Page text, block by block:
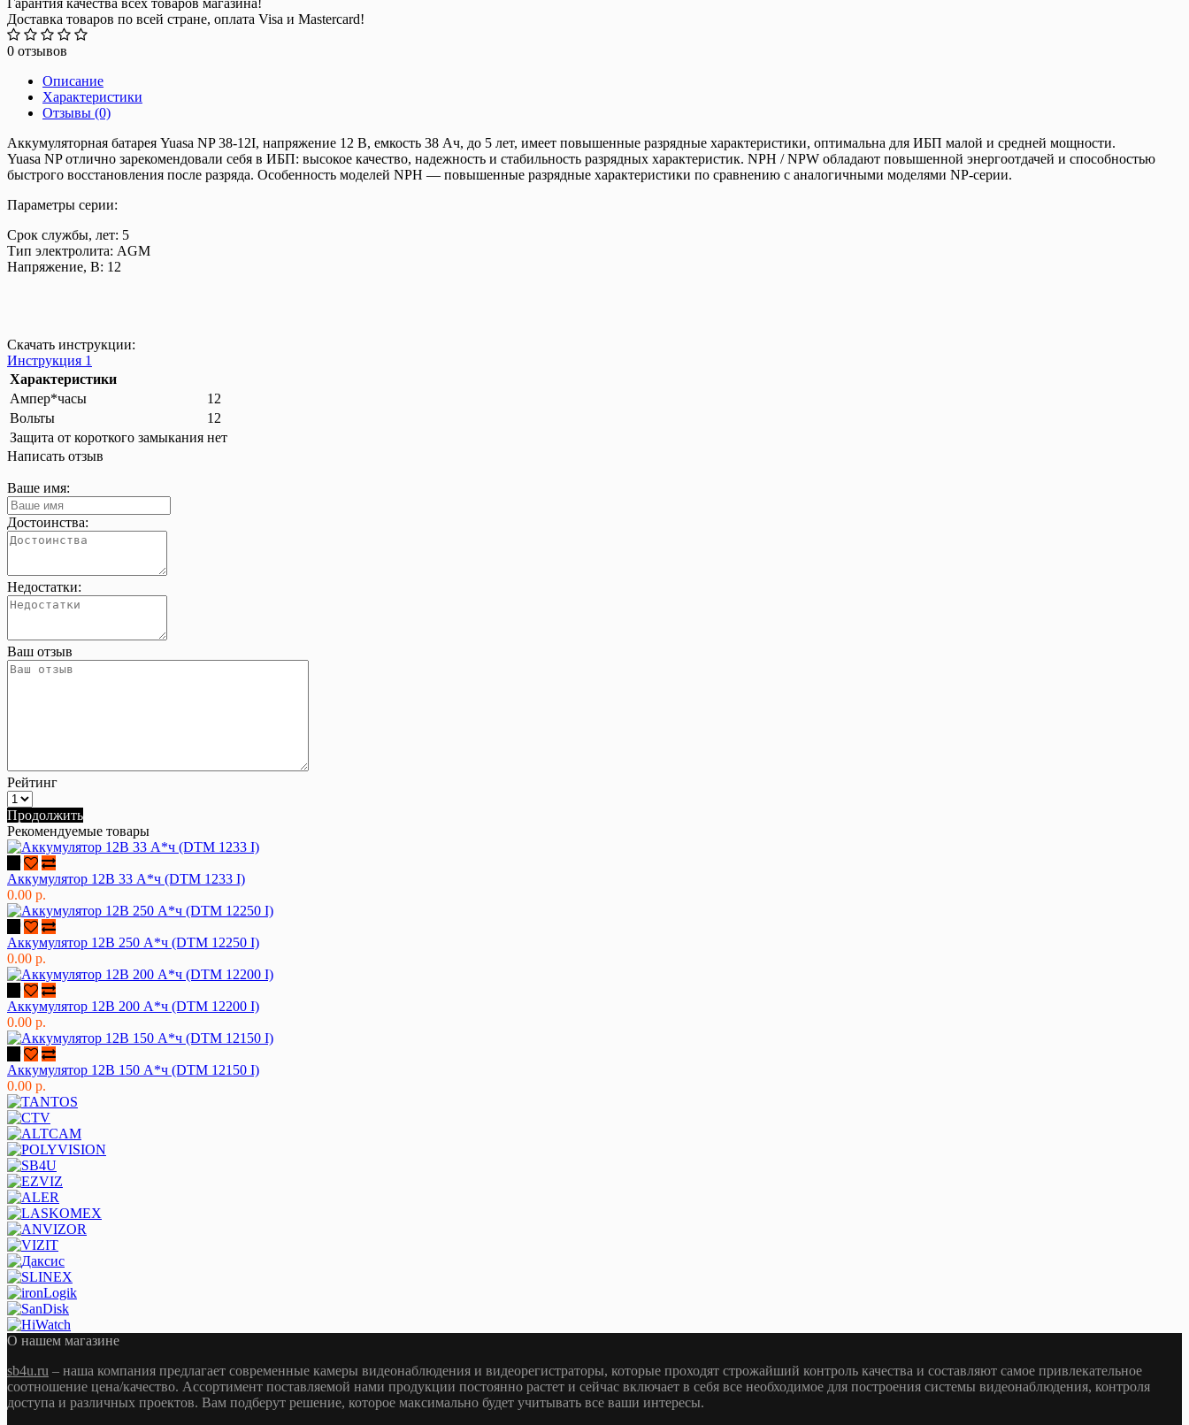
Доставка товаров по всей стране, оплата Visa и Mastercard!
0 отзывов
Описание
Характеристики
Отзывы (0)
Аккумуляторная батарея Yuasa NP 38-12I, напряжение 12 В, емкость 38 Ач, до 5 лет, имеет повышенные разрядные характеристики, оптимальна для ИБП малой и средней мощности.
Yuasa NP отлично зарекомендовали себя в ИБП: высокое качество, надежность и стабильность разрядных характеристик. NPH / NPW обладают повышенной энергоотдачей и способностью
быстрого восстановления после разряда. Особенность моделей NPH — повышенные разрядные характеристики по сравнению с аналогичными моделями NP-серии.
Параметры серии:
Срок службы, лет: 5
Тип электролита: AGM
Напряжение, В: 12
Скачать инструкции:
Инструкция 1
Характеристики
Ампер*часы
12
Вольты
12
Защита от короткого замыкания нет
Написать отзыв
Ваше имя:
Достоинства:
Недостатки:
Ваш отзыв
Рейтинг
Продолжить
Рекомендуемые товары
Аккумулятор 12В 33 А*ч (DTM 1233 I)
0.00 р.
Аккумулятор 12В 250 А*ч (DTM 12250 I)
0.00 р.
Аккумулятор 12В 200 А*ч (DTM 12200 I)
0.00 р.
Аккумулятор 12В 150 А*ч (DTM 12150 I)
0.00 р.
О нашем магазине
sb4u.ru – наша компания предлагает современные камеры видеонаблюдения и видеорегистраторы, которые проходят строжайший контроль качества и составляют самое привлекательное
соотношение цена/качество. Ассортимент поставляемой нами продукции постоянно растет и сейчас включает в себя все необходимое для построения системы видеонаблюдения, контроля
доступа и различных проектов. Вам подберут решение, которое максимально будет учитывать все ваши интересы.